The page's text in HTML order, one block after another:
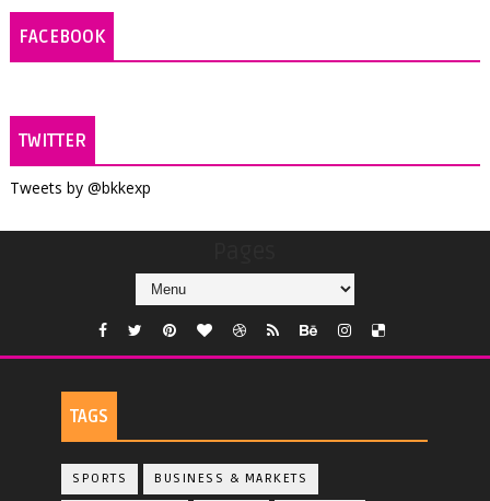
FACEBOOK
TWITTER
Tweets by @bkkexp
TAGS
SPORTS BUSINESS & MARKETS